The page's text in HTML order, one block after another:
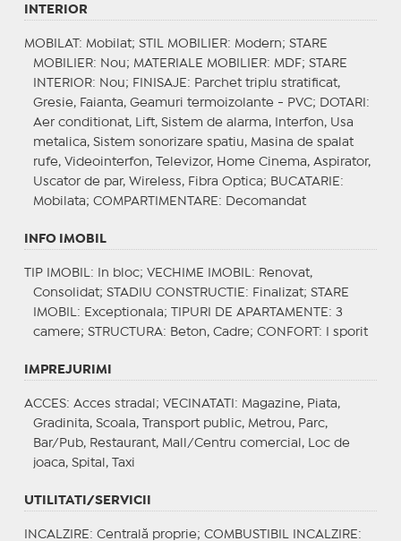
INTERIOR
MOBILAT : Mobilat; STIL MOBILIER: Modern; STARE
MOBILIER: Nou; MATERIALE MOBILIER: MDF; STARE
INTERIOR: Nou; FINISAJE : Parchet triplu stratificat,
Gresie, Faianta, Geamuri termoizolante - PVC;
DOTARI :
Aer conditionat, Lift, Sistem de alarma, Interfon, Usa
metalica, Sistem sonorizare spatiu, Masina de spalat
rufe, Videointerfon, Televizor, Home Cinema, Aspirator,
Uscator de par, Wireless, Fibra Optica; BUCATARIE :
Mobilata; COMPARTIMENTARE : Decomandat
INFO IMOBIL
TIP IMOBIL : In bloc; VECHIME IMOBIL : Renovat,
Consolidat; STADIU CONSTRUCTIE : Finalizat; STARE
IMOBIL : Exceptionala; TIPURI DE APARTAMENTE : 3
camere; STRUCTURA: Beton, Cadre; CONFORT : I sporit
IMPREJURIMI
ACCES: Acces stradal; VECINATATI : Magazine, Piata,
Gradinita, Scoala, Transport public, Metrou, Parc,
Bar/Pub, Restaurant, Mall/Centru comercial, Loc de
joaca, Spital, Taxi
UTILITATI/SERVICII
INCALZIRE : Centrală proprie; COMBUSTIBIL INCALZIRE :